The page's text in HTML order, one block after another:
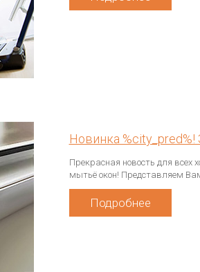
Новинка
Прекрасная новость для всех
мытьё окон! Представляем
Подробнее